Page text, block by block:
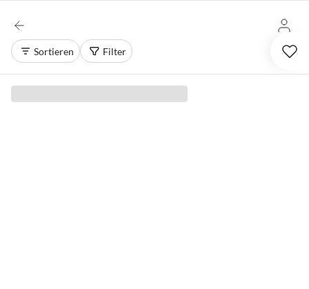
Sortieren Filter